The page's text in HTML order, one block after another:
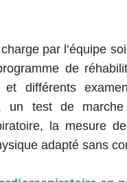
par l’équipe
de
et différents
un test de
la mesure
adapté sans